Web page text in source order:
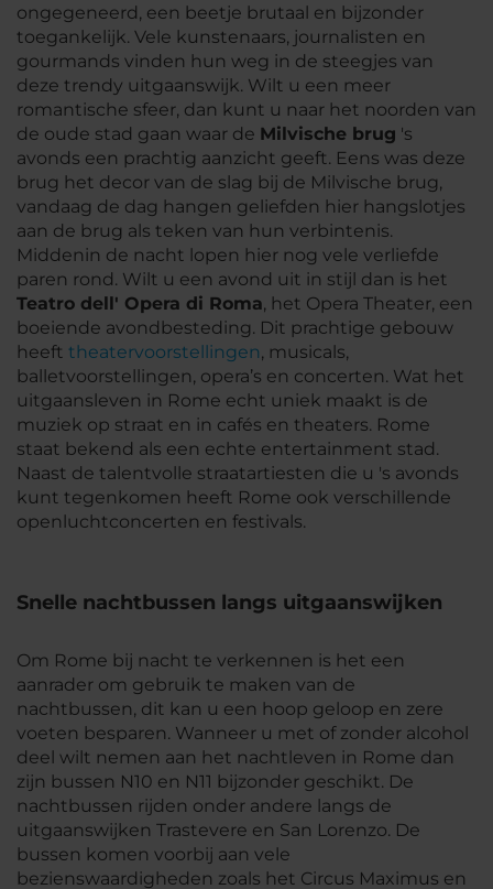
ongegeneerd, een beetje brutaal en bijzonder
toegankelijk. Vele kunstenaars, journalisten en
gourmands vinden hun weg in de steegjes van
deze trendy uitgaanswijk. Wilt u een meer
romantische sfeer, dan kunt u naar het noorden van
de oude stad gaan waar de Milvische brug 's
avonds een prachtig aanzicht geeft. Eens was deze
brug het decor van de slag bij de Milvische brug,
vandaag de dag hangen geliefden hier hangslotjes
aan de brug als teken van hun verbintenis.
Middenin de nacht lopen hier nog vele verliefde
paren rond. Wilt u een avond uit in stijl dan is het
Teatro dell' Opera di Roma, het Opera Theater, een
boeiende avondbesteding. Dit prachtige gebouw
heeft theatervoorstellingen, musicals,
balletvoorstellingen, opera’s en concerten. Wat het
uitgaansleven in Rome echt uniek maakt is de
muziek op straat en in cafés en theaters. Rome
staat bekend als een echte entertainment stad.
Naast de talentvolle straatartiesten die u 's avonds
kunt tegenkomen heeft Rome ook verschillende
openluchtconcerten en festivals.
Snelle nachtbussen langs uitgaanswijken
Om Rome bij nacht te verkennen is het een
aanrader om gebruik te maken van de
nachtbussen, dit kan u een hoop geloop en zere
voeten besparen. Wanneer u met of zonder alcohol
deel wilt nemen aan het nachtleven in Rome dan
zijn bussen N10 en N11 bijzonder geschikt. De
nachtbussen rijden onder andere langs de
uitgaanswijken Trastevere en San Lorenzo. De
bussen komen voorbij aan vele
bezienswaardigheden zoals het Circus Maximus en